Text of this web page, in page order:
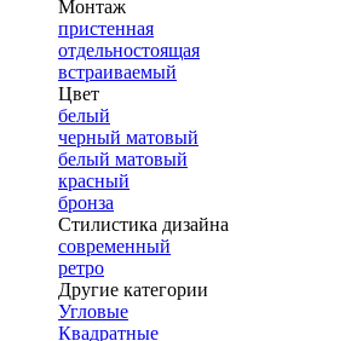
Монтаж
пристенная
отдельностоящая
встраиваемый
Цвет
белый
черный матовый
белый матовый
красный
бронза
Стилистика дизайна
современный
ретро
Другие категории
Угловые
Квадратные